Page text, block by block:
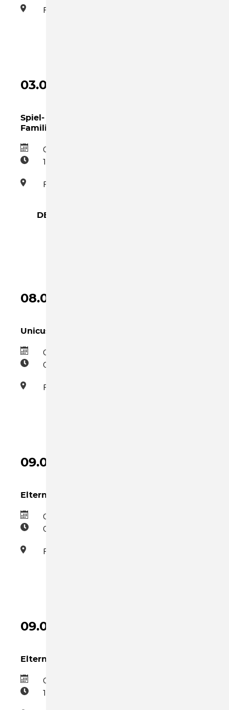
Familienzentrum
03.09.2026
Spiel- und Bastelnachmittag im
Familienzentrum
03.09.2026
15:00–17:00
Familienzentrum
DETAILS →
08.09.2026
Unicus
08.09.2026
09:00–10:30
Familienzentrum
09.09.2026
Eltern-Kind-Gruppe Mittwoch
09.09.2026
09:00–10:30
Familienzentrum
09.09.2026
Eltern-Kind-Gruppe Mittwoch Nachmittag
09.09.2026
15:30–17:00